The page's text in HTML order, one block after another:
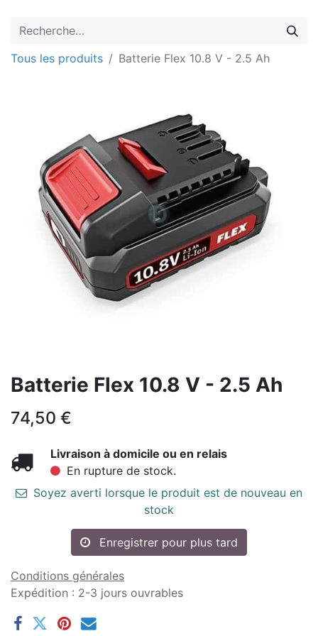
Tous les produits Batterie Flex 10.8 V - 2.5 Ah
Batterie Flex 10.8 V - 2.5 Ah
74,50 €
Livraison à domicile ou en relais
En rupture de stock.
Soyez averti lorsque le produit est de nouveau en
stock
Enregistrer pour plus tard
Conditions générales
Expédition : 2-3 jours ouvrables